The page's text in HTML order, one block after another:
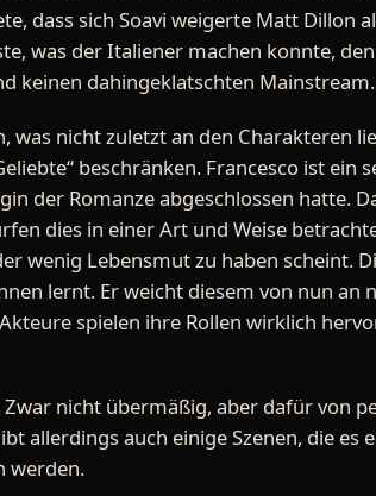
dass sich Soavi weigerte Matt Dillon
was der Italiener machen konnte,
keinen dahingeklatschten Mainstream.
was nicht zuletzt an den Charakteren
beschränken. Francesco ist ein
der Romanze abgeschlossen hatte.
dies in einer Art und Weise
wenig Lebensmut zu haben scheint.
lernt. Er weicht diesem von nun an
spielen ihre Rollen wirklich
nicht übermäßig, aber dafür von
allerdings auch einige Szenen, die es
werden.